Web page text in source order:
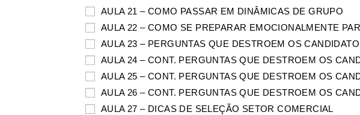
AULA 21 – COMO PASSAR EM DINÂMICAS DE GRUPO
AULA 22 – COMO SE PREPARAR EMOCIONALMENTE
AULA 23 – PERGUNTAS QUE DESTROEM OS
AULA 24 – CONT. PERGUNTAS QUE DESTROEM OS
AULA 25 – CONT. PERGUNTAS QUE DESTROEM OS
AULA 26 – CONT. PERGUNTAS QUE DESTROEM OS
AULA 27 – DICAS DE SELEÇÃO SETOR COMERCIAL